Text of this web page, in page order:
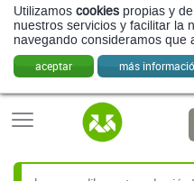
Utilizamos cookies propias y
nuestros servicios y facilitar la
navegando consideramos que
aceptar más